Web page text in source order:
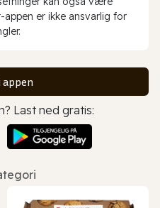
er ikke ansvarlig for
appen
Last ned gratis: